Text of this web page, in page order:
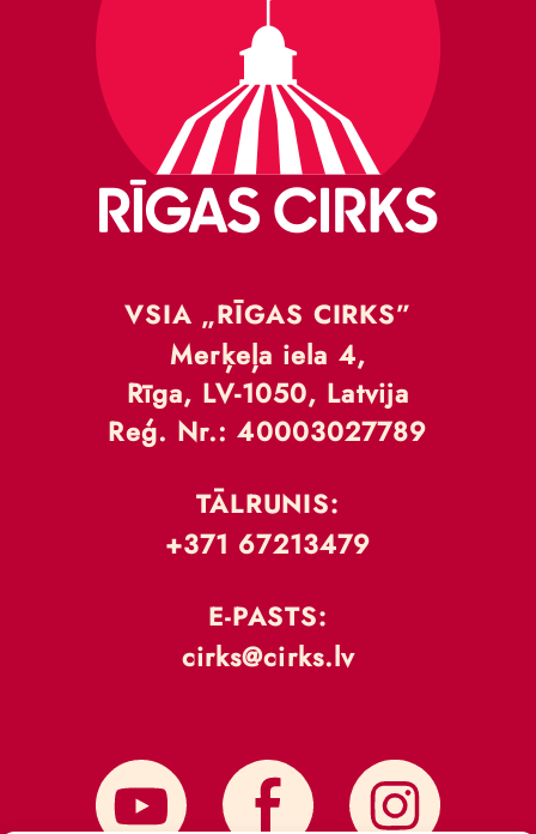
VSIA „RĪGAS CIRKS”
Merķeļa iela 4,
Rīga, LV-1050, Latvija
Reģ. Nr.: 40003027789
TĀLRUNIS:
+371 67213479
E-PASTS:
cirks@cirks.lv